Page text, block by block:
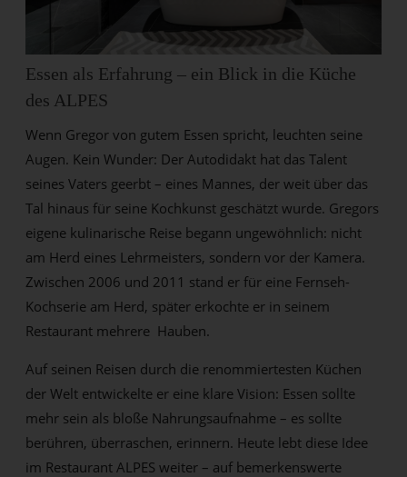
Essen als Erfahrung – ein Blick in die Küche
des ALPES
Wenn Gregor von gutem Essen spricht, leuchten seine
Augen. Kein Wunder: Der Autodidakt hat das Talent
seines Vaters geerbt – eines Mannes, der weit über das
Tal hinaus für seine Kochkunst geschätzt wurde. Gregors
eigene kulinarische Reise begann ungewöhnlich: nicht
am Herd eines Lehrmeisters, sondern vor der Kamera.
Zwischen 2006 und 2011 stand er für eine Fernseh-
Kochserie am Herd, später erkochte er in seinem
Restaurant mehrere Hauben.
Auf seinen Reisen durch die renommiertesten Küchen
der Welt entwickelte er eine klare Vision: Essen sollte
mehr sein als bloße Nahrungsaufnahme – es sollte
berühren, überraschen, erinnern. Heute lebt diese Idee
im Restaurant ALPES weiter – auf bemerkenswerte